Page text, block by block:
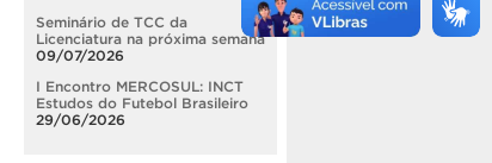
Seminário de TCC da
Licenciatura na próxima semana
09/07/2026
I Encontro MERCOSUL: INCT
Estudos do Futebol Brasileiro
29/06/2026